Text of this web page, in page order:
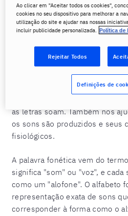
Saiba o que é
fonético em inglês
A fonética faz parte da
as letras soam. Também nos
os sons são produzidos e seus
fisiológicos.
A palavra fonética vem do
significa "som" ou "voz", e cada
como um "alofone". O alfabeto
representação exata de sons
corresponder à forma como o
Ao clicar em "Aceitar todos os cookies",
cookies no seu dispositivo para melhorar a
utilização do site e ajudar nas nossas
incluir publicidade personalizada.
Política de
Rejeitar Todos
Definições de